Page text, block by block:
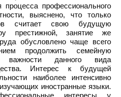
профессионального
выяснено, что только
считает свою будущую
престижной, занятие же
обусловлено чаще всего
продолжить семейную
важности данного вида
Интерес к будущей
наиболее интенсивно
иностранные языки.
интересы у